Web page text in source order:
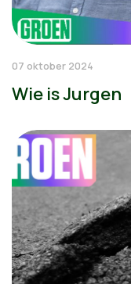
07 oktober 2024
Wie is Jurgen